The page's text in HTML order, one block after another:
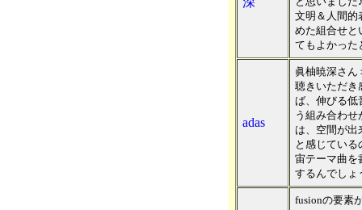
文明＆人間的
めた組合せと
てもよかった
adas
眞柚暁深さん
聴きいただ
ば、伸びる低
う組み合わ
は、空間が出
と感じてい
宙テーマ曲を
するんでし
fusionの要素